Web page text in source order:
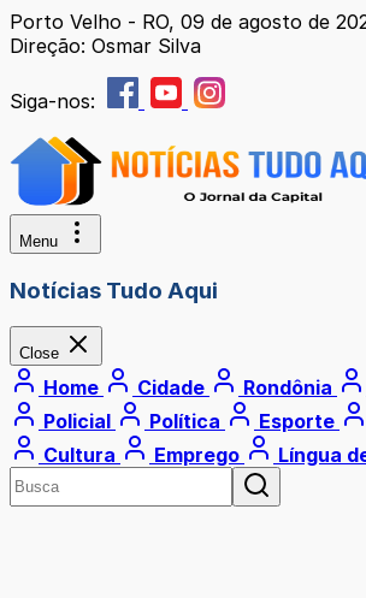
Porto Velho - RO, 09 de agosto de
Direção: Osmar Silva
Siga-nos:
Menu
Notícias Tudo Aqui
Close
Home Cidade Rondônia
Policial
Política Esporte
Cultura
Emprego Língua